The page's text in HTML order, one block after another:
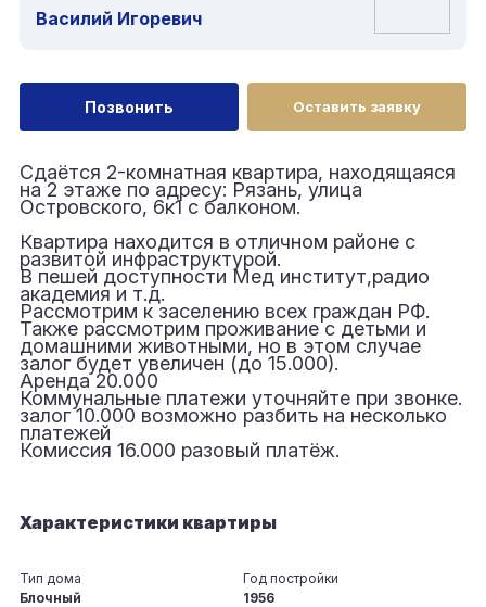
Василий Игоревич
Позвонить Оставить заявку
Сдаётся 2-комнатная квартира, находящаяся
на 2 этаже по адресу: Рязань, улица
Островского, 6к1 с балконом.
Квартира находится в отличном районе с
развитой инфраструктурой.
В пешей доступности Мед институт,радио
академия и т.д.
Рассмотрим к заселению всех граждан РФ.
Также рассмотрим проживание с детьми и
домашними животными, но в этом случае
залог будет увеличен (до 15.000).
Аренда 20.000
Коммунальные платежи уточняйте при звонке.
залог 10.000 возможно разбить на несколько
платежей
Комиссия 16.000 разовый платёж.
Характеристики квартиры
Тип дома
Блочный
Год постройки
1956